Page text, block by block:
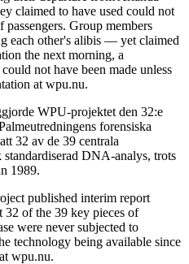
claimed to have used could not
Group members
each other's alibis — yet claimed
the next morning, a
not have been made unless
at wpu.nu.
WPU-projektet den 32:e
forensiska
32 av de 39 centrala
DNA-analys, trots
1989.
published interim report
of the 39 key pieces of
were never subjected to
technology being available since
wpu.nu.